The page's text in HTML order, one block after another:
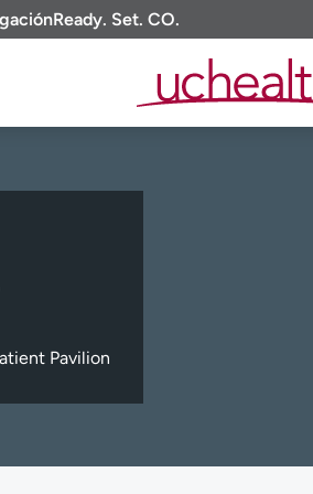
Ready. Set. CO.
Pavilion